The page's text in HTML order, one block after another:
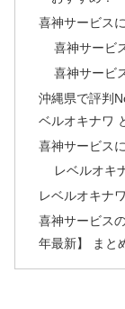
喜神サービス
喜神サービ
喜神サービ
沖縄県で評判
ベルオキナワ
喜神サービス
レベルオキ
レベルオキナ
喜神サービス
年最新】 まと